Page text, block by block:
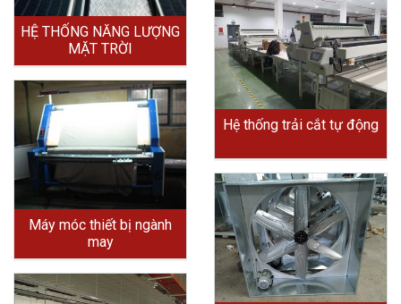
HỆ THỐNG NĂNG LƯỢNG
MẶT TRỜI
Hệ thống trải cắt tự động
Máy móc thiết bị ngành
may